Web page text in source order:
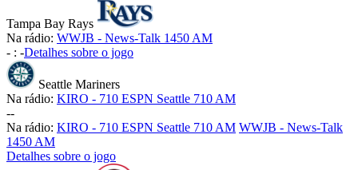
Tampa Bay Rays
Na rádio: WWJB - News-Talk 1450 AM
- : -Detalhes sobre o jogo
Seattle Mariners
Na rádio: KIRO - 710 ESPN Seattle 710 AM
--
Na rádio: KIRO - 710 ESPN Seattle 710 AM WWJB - News-Talk
1450 AM
Detalhes sobre o jogo